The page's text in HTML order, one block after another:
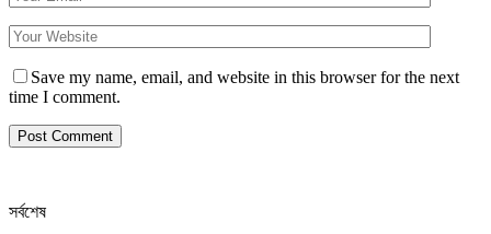
Save my name, email, and website in this browser for the next
time I comment.
সর্বশেষ